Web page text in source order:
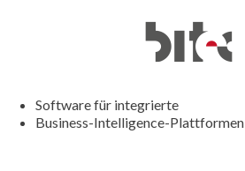
Software für integrierte
Business-Intelligence-Plattformen